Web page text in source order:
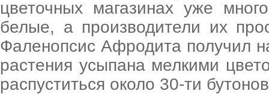
цветочных магазинах уже
белые, а производители их
Фаленопсис Афродита получил
растения усыпана мелкими
распуститься около 30-ти